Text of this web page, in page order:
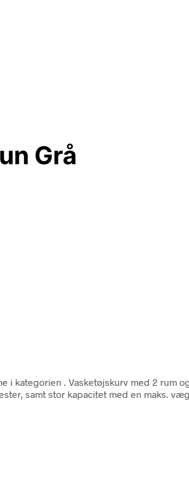
Grå
i kategorien
. Vasketøjskurv med 2 rum
samt stor kapacitet med en maks.